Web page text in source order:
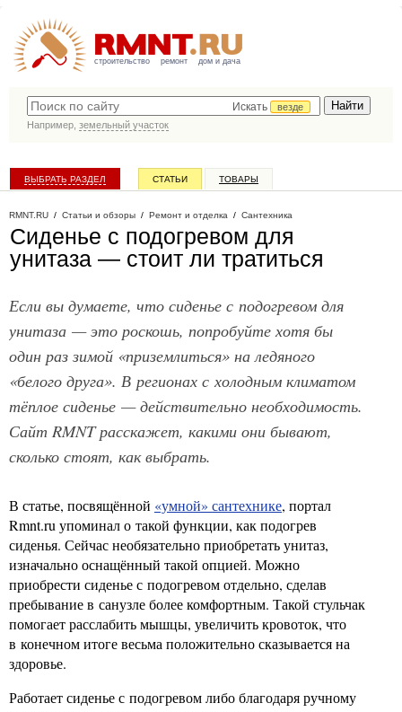
строительство ремонт дом и дача
Искать
везде
Например, земельный участок
ВЫБРАТЬ РАЗДЕЛ СТАТЬИ ТОВАРЫ
RMNT.RU / Статьи и обзоры / Ремонт и отделка / Сантехника
Сиденье с подогревом для
унитаза — стоит ли тратиться
Если вы думаете, что сиденье с подогревом для
унитаза — это роскошь, попробуйте хотя бы
один раз зимой «приземлиться» на ледяного
«белого друга». В регионах с холодным климатом
тёплое сиденье — действительно необходимость.
Сайт RMNT расскажет, какими они бывают,
сколько стоят, как выбрать.
В статье, посвящённой «умной» сантехнике, портал
Rmnt.ru упоминал о такой функции, как подогрев
сиденья. Сейчас необязательно приобретать унитаз,
изначально оснащённый такой опцией. Можно
приобрести сиденье с подогревом отдельно, сделав
пребывание в санузле более комфортным. Такой стульчак
помогает расслабить мышцы, увеличить кровоток, что
в конечном итоге весьма положительно сказывается на
здоровье.
Работает сиденье с подогревом либо благодаря ручному